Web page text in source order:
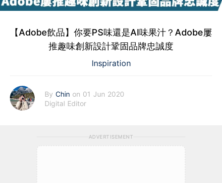
【Adobe飲品】你要PS味還是AI味果汁？Adobe屢
推趣味創新設計鞏固品牌忠誠度
Inspiration
By Chin on 01 Jun 2020
Digital Editor
ADVERTISEMENT